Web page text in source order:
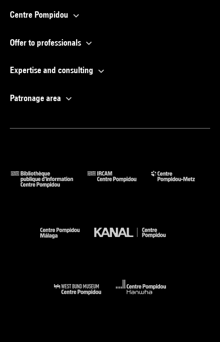
Centre Pompidou
Offer to professionals
Expertise and consulting
Patronage area